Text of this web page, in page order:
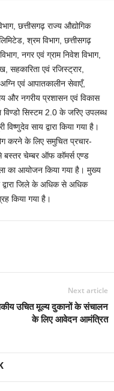
छत्तीसगढ़ राज्य औद्योगिक
श्रम विभाग, छत्तीसगढ़
नगर एवं ग्राम निवेश विभाग,
सहकारिता एवं रजिस्ट्रार,
एवं आपातकालीन सेवाएँ,
और नगरीय प्रशासन एवं विकास
सिस्टम 2.0 के जरिए उपलब्ध
साय द्वारा किया गया है।
करने के लिए समुचित प्रचार-
चेम्बर ऑफ कॉमर्स एण्ड
का आयोजन किया गया है। मुख्य
द्वारा जिले के अधिक से अधिक
किया गया है।
Next article
उचित मूल्य दुकानों के संचालन
के लिए आवेदन आमंत्रित